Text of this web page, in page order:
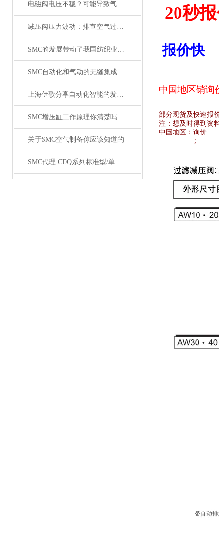
电磁阀电压不稳？可能导致气缸与锁定阀动作紊乱
减压阀压力波动：排查空气过滤器是否存在堵塞
SMC的发展带动了我国纺织业的发展
SMC自动化和气动的无缝集成
上海伊歌分享自动化智能的发展这将成为现实
SMC增压缸工作原理你清楚吗？SMC气缸工作原理
关于SMC空气制备你应该知道的
SMC代理 CDQ系列标准型/单杆双作用薄型气缸原装正品
20秒
报价快
中国地区销询
部分现货及快速报
注：想及时得到资
中国地区： 询价
;